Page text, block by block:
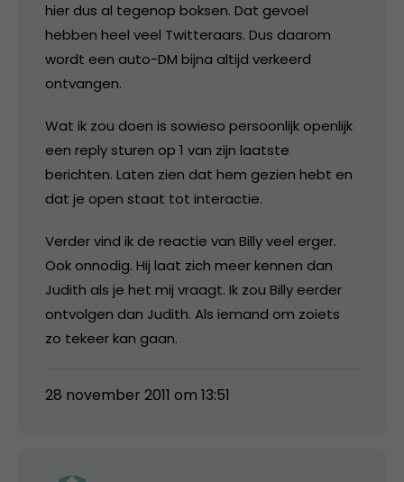
hier dus al tegenop boksen. Dat gevoel
hebben heel veel Twitteraars. Dus daarom
wordt een auto-DM bijna altijd verkeerd
ontvangen.
Wat ik zou doen is sowieso persoonlijk openlijk
een reply sturen op 1 van zijn laatste
berichten. Laten zien dat hem gezien hebt en
dat je open staat tot interactie.
Verder vind ik de reactie van Billy veel erger.
Ook onnodig. Hij laat zich meer kennen dan
Judith als je het mij vraagt. Ik zou Billy eerder
ontvolgen dan Judith. Als iemand om zoiets
zo tekeer kan gaan.
28 november 2011 om 13:51